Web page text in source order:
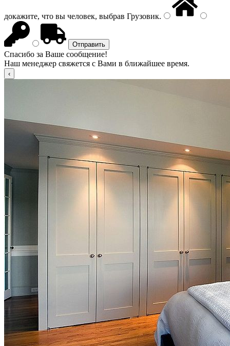
докажите, что вы человек, выбрав Грузовик.
Спасибо за Ваше сообщение!
Наш менеджер свяжется с Вами в ближайшее время.